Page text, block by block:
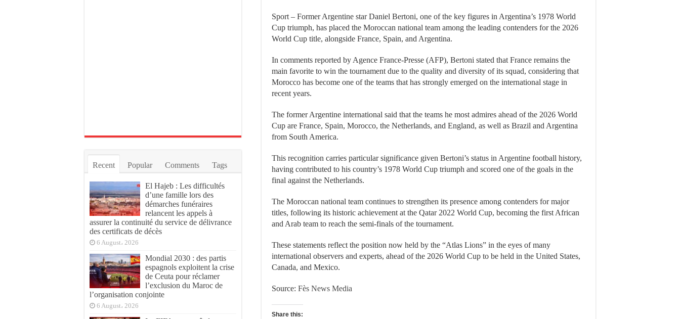
Sport – Former Argentine star Daniel Bertoni, one of the key figures in Argentina’s 1978 World
Cup triumph, has placed the Moroccan national team among the leading contenders for the 2026
World Cup title, alongside France, Spain, and Argentina.
In comments reported by Agence France-Presse (AFP), Bertoni stated that France remains the
main favorite to win the tournament due to the quality and diversity of its squad, considering that
Morocco has become one of the teams that has strongly emerged on the international stage in
recent years.
The former Argentine international said that the teams he most admires ahead of the 2026 World
Cup are France, Spain, Morocco, the Netherlands, and England, as well as Brazil and Argentina
from South America.
This recognition carries particular significance given Bertoni’s status in Argentine football history,
having contributed to his country’s 1978 World Cup triumph and scored one of the goals in the
final against the Netherlands.
The Moroccan national team continues to strengthen its presence among contenders for major
titles, following its historic achievement at the Qatar 2022 World Cup, becoming the first African
and Arab team to reach the semi-finals of the tournament.
These statements reflect the position now held by the “Atlas Lions” in the eyes of many
international observers and experts, ahead of the 2026 World Cup to be held in the United States,
Canada, and Mexico.
Source: Fès News Media
Share this:
Recent Popular Comments Tags
El Hajeb : Les difficultés
d’une famille lors des
démarches funéraires
relancent les appels à
assurer la continuité du service de délivrance
des certificats de décès
6 August، 2026
Mondial 2030 : des partis
espagnols exploitent la crise
de Ceuta pour réclamer
l’exclusion du Maroc de
l’organisation conjointe
6 August، 2026